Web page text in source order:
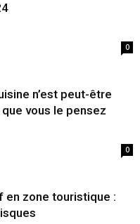
0
n’est peut-être
vous le pensez
0
en zone touristique :